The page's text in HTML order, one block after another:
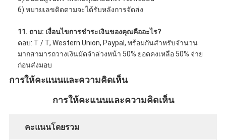
6).หมายเลขติดตามจะได้รับหลังการจัดส่ง
11. ถาม: เงื่อนไขการชำระเงินของคุณคืออะไร?
ตอบ: T / T, Western Union, Paypal, พร้อมกันสำหรับจำนวน
มากสามารถวางเงินมัดจำล่วงหน้า 50% ยอดคงเหลือ 50% จ่าย
ก่อนส่งมอบ
การให้คะแนนและความคิดเห็น
การให้คะแนนและความคิดเห็น
คะแนนโดยรวม